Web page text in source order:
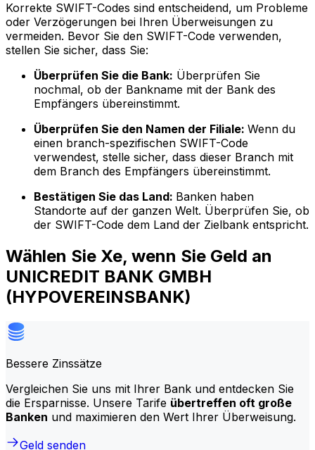
Korrekte SWIFT-Codes sind entscheidend, um Probleme
oder Verzögerungen bei Ihren Überweisungen zu
vermeiden. Bevor Sie den SWIFT-Code verwenden,
stellen Sie sicher, dass Sie:
Überprüfen Sie die Bank: Überprüfen Sie
nochmal, ob der Bankname mit der Bank des
Empfängers übereinstimmt.
Überprüfen Sie den Namen der Filiale: Wenn du
einen branch-spezifischen SWIFT-Code
verwendest, stelle sicher, dass dieser Branch mit
dem Branch des Empfängers übereinstimmt.
Bestätigen Sie das Land: Banken haben
Standorte auf der ganzen Welt. Überprüfen Sie, ob
der SWIFT-Code dem Land der Zielbank entspricht.
Wählen Sie Xe, wenn Sie Geld an
UNICREDIT BANK GMBH
(HYPOVEREINSBANK)
Bessere Zinssätze
Vergleichen Sie uns mit Ihrer Bank und entdecken Sie
die Ersparnisse. Unsere Tarife übertreffen oft große
Banken und maximieren den Wert Ihrer Überweisung.
Geld senden